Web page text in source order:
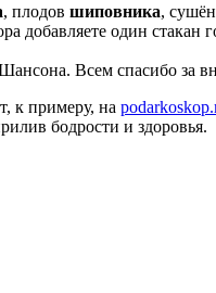
, плодов шиповника,
добавляете один
Всем спасибо за
к примеру, на
бодрости и здоровья.